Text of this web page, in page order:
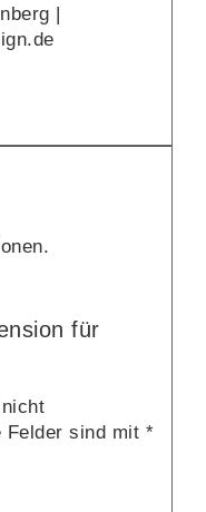
|
für
Felder sind mit *